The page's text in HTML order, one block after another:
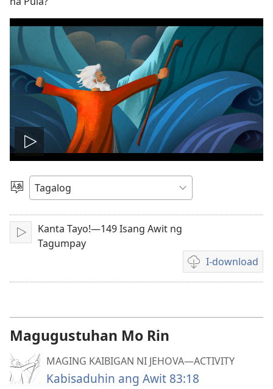
I-
play
ang
video
Pumili
Wika
I-
Kanta Tayo!—149 Isang Awit ng
Tagumpay
I-download
Mga
opsiyon
video
Magugustuhan Mo Rin
MAGING KAIBIGAN NI JEHOVA—ACTIVITY
Kabisaduhin ang Awit 83:18